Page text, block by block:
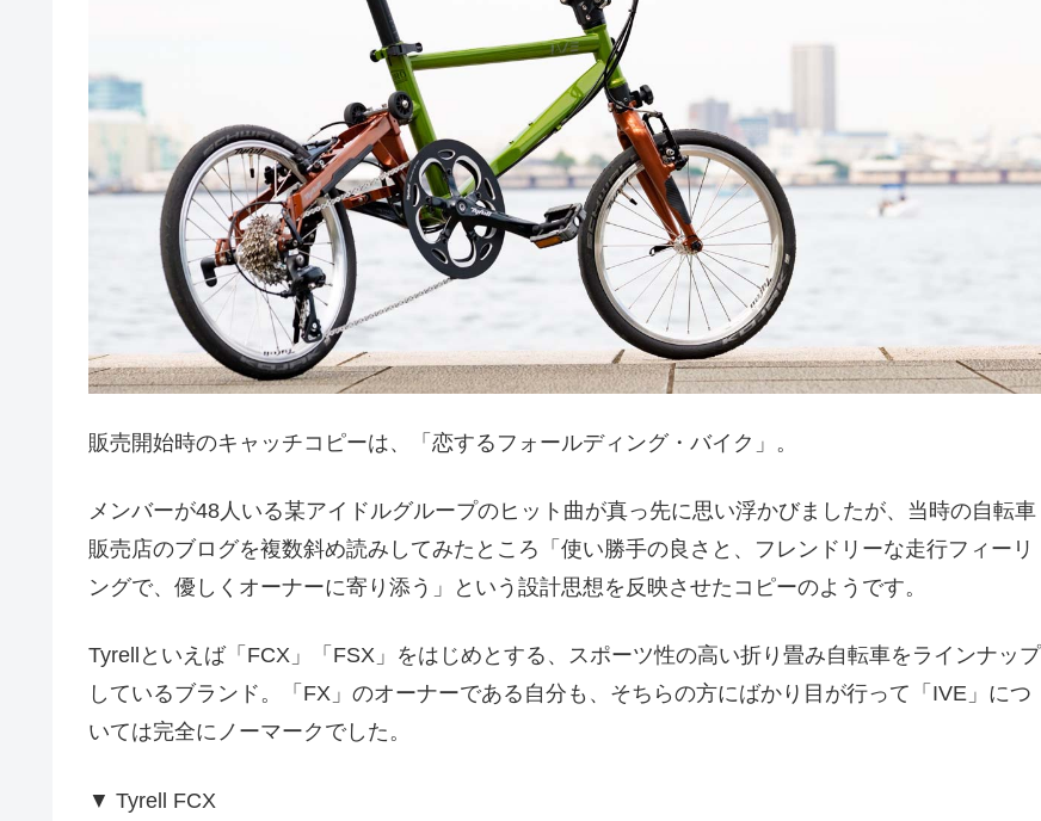
販売開始時のキャッチコピーは、「恋するフォールディング・バイク」。
メンバーが48人いる某アイドルグループのヒット曲が真っ先に思い浮かびましたが、当時の自転車
販売店のブログを複数斜め読みしてみたところ「使い勝手の良さと、フレンドリーな走行フィーリ
ングで、優しくオーナーに寄り添う」という設計思想を反映させたコピーのようです。
Tyrellといえば「FCX」「FSX」をはじめとする、スポーツ性の高い折り畳み自転車をラインナップ
しているブランド。「FX」のオーナーである自分も、そちらの方にばかり目が行って「IVE」につ
いては完全にノーマークでした。
▼ Tyrell FCX